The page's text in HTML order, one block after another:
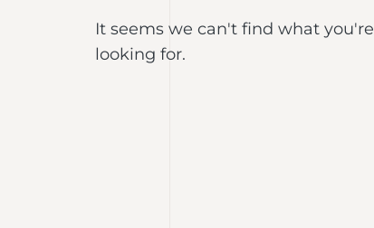
It seems we can't find what you're
looking for.